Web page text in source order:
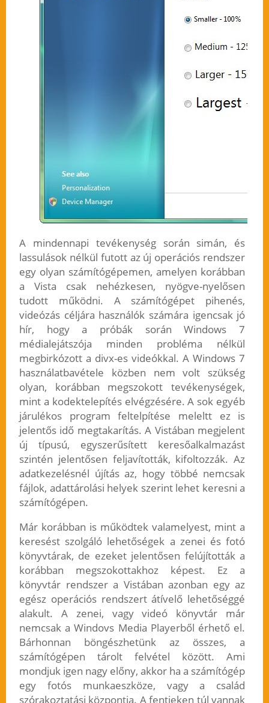
A mindennapi tevékenység során simán, és
lassulások nélkül futott az új operációs rendszer
egy olyan számítógépemen, amelyen korábban
a Vista csak nehézkesen, nyögve-nyelősen
tudott működni. A számítógépet pihenés,
videózás céljára használók számára igencsak jó
hír, hogy a próbák során Windows 7
médialejátszója minden probléma nélkül
megbirkózott a divx-es videókkal. A Windows 7
használatbavétele közben nem volt szükség
olyan, korábban megszokott tevékenységek,
mint a kodektelepítés elvégzésére. A sok egyéb
járulékos program feltelpítése meleltt ez is
jelentős idő megtakarítás. A Vistában megjelent
új típusú, egyszerűsített keresőalkalmazást
szintén jelentősen feljavították, kifoltozzák. Az
adatkezelésnél újítás az, hogy többé nemcsak
fájlok, adattárolási helyek szerint lehet keresni a
számítógépen.
Már korábban is működtek valamelyest, mint a
keresést szolgáló lehetőségek a zenei és fotó
könyvtárak, de ezeket jelentősen felújították a
korábban megszokottakhoz képest. Ez a
könyvtár rendszer a Vistában azonban egy az
egész operációs rendszert átívelő lehetőséggé
alakult. A zenei, vagy videó könyvtár már
nemcsak a Windovs Media Playerből érhető el.
Bárhonnan böngészhetünk az összes, a
számítógépen tárolt felvétel között. Ami
mondjuk igen nagy előny, akkor ha a számítógép
egy fotós munkaeszköze, vagy a család
szórakoztatási központja. A fentieken túl vannak